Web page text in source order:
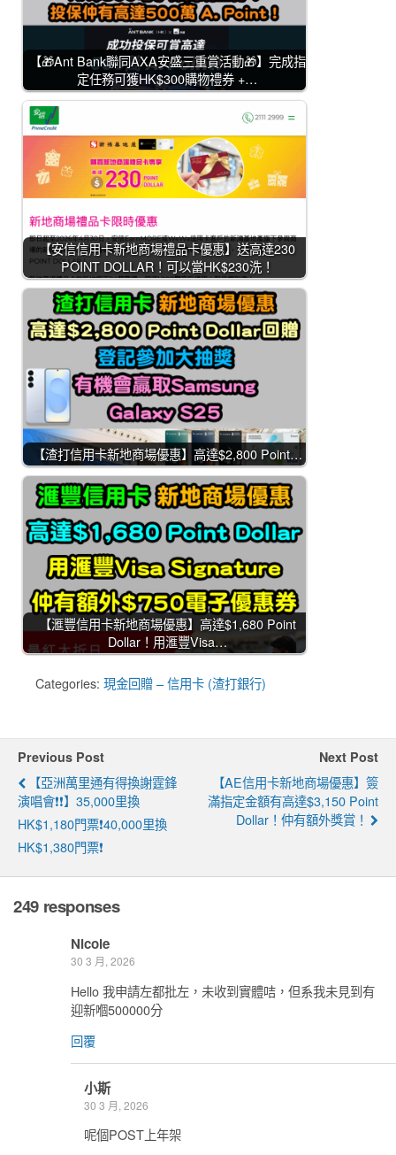
【🎁Ant Bank聯同AXA安盛三重賞活動🎁】完成指
定任務可獲HK$300購物禮券 +…
【安信信用卡新地商場禮品卡優惠】送高達230
POINT DOLLAR！可以當HK$230洗！
【渣打信用卡新地商場優惠】高達$2,800 Point…
【滙豐信用卡新地商場優惠】高達$1,680 Point
Dollar！用滙豐Visa…
Categories: 現金回贈 – 信用卡 (渣打銀行)
Previous Post
【亞洲萬里通有得換謝霆鋒
演唱會❗❗】35,000里換
HK$1,180門票❗40,000里換
HK$1,380門票❗
Next Post
【AE信用卡新地商場優惠】簽
滿指定金額有高達$3,150 Point
Dollar！仲有額外獎賞！
249 responses
Nicole
30 3 月, 2026
Hello 我申請左都批左，未收到實體咭，但系我未見到有
迎新嗰500000分
回覆
小斯
30 3 月, 2026
呢個POST上年架